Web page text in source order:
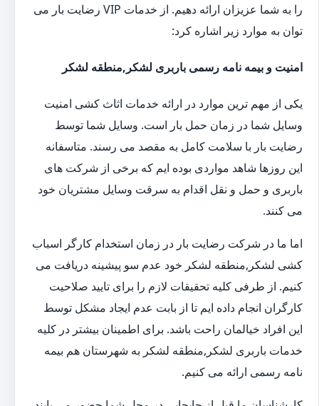
را به شما عزیزان ارائه دهیم. از خدمات VIP رضایت بار می
توان به موارد زیر اشاره کرد:
امنیت و بیمه نامه رسمی باربری لشکر,منطقه لشکر
یکی از مهم ترین موارد در ارائه خدمات اثاث کشی امنیت
وسایل شما در زمان حمل بار است. وسایل شما توسط
رضایت بار با سلامت کامل به مقصد می رسند. متاسفانه
این روزها شاهد مواردی بوده ایم که برخی از شرکت های
باربری و حمل و نقل اقدام به سرقت وسایل مشتریان خود
می کنند.
اما ما در شرکت رضایت بار در زمان استخدام کارگر اسباب
کشی لشکر,منطقه لشکر خود عدم سو پیشینه دریافت می
کنیم. از طرفی کلیه تحقیقات لازم را برای تایید صلاحیت
کارگران انجام داده ایم تا از بابت عدم ایجاد مشکل توسط
این افراد خیالمان راحت باشد. برای اطمینان بیشتر در کلیه
خدمات باربری لشکر,منطقه لشکر به شهرستان هم بیمه
نامه رسمی ارائه می کنیم.